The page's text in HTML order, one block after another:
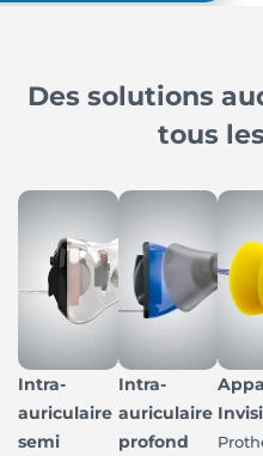
Des solutions
tous
Intra-
auriculaire
semi
Intra-
auriculaire
profond